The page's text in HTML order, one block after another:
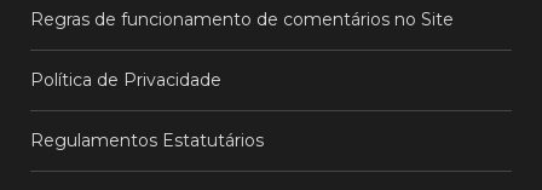
Regras de funcionamento de comentários no Site
Política de Privacidade
Regulamentos Estatutários